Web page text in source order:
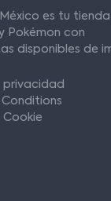
México es tu
Pokémon con
disponibles de
privacidad
Conditions
Cookie